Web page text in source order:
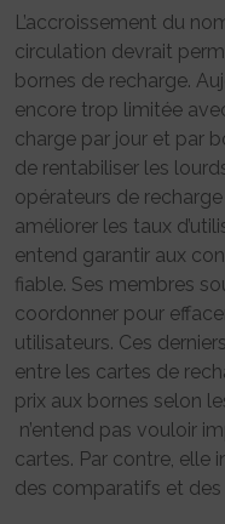
L’accroissement du
circulation devrait
bornes de recharge.
encore trop limitée
charge par jour et par
de rentabiliser les
opérateurs de
améliorer les taux
entend garantir aux
fiable. Ses membres
coordonner pour
utilisateurs. Ces
entre les cartes de
prix aux bornes selon
n’entend pas vouloir
cartes. Par contre, elle
des comparatifs et